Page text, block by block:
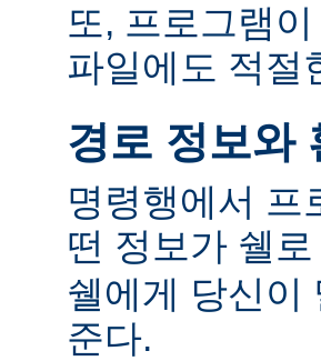
또, 프로그램
파일에도 적절
경로 정보와
명령행에서 프
떤 정보가 쉘
쉘에게 당신이
준다.